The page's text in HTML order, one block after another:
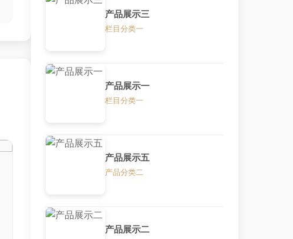
产品展示三
栏目分类一
产品展示一
栏目分类一
产品展示五
产品分类二
产品展示二